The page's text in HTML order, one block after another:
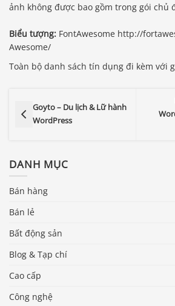
ảnh không được bao gồm trong gói chủ
Biểu tượng: FontAwesome http://
Awesome/
Toàn bộ danh sách tín dụng đi kèm với
Goyto – Du lịch & Lữ hành
WordPress
DANH MỤC
Bán hàng
Bán lẻ
Bất động sản
Blog & Tạp chí
Cao cấp
Công nghệ